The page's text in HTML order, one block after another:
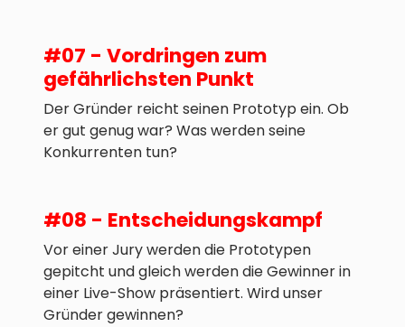
#07 - Vordringen zum
gefährlichsten Punkt
Der Gründer reicht seinen Prototyp ein. Ob
er gut genug war? Was werden seine
Konkurrenten tun?
#08 - Entscheidungskampf
Vor einer Jury werden die Prototypen
gepitcht und gleich werden die Gewinner in
einer Live-Show präsentiert. Wird unser
Gründer gewinnen?